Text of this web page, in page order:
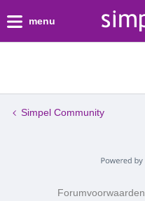
menu
Simpel Community
Forumvoorwaarden